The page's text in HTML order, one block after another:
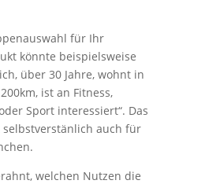
für Ihr
könnte beispielsweise
über 30 Jahre, wohnt in
ist an Fitness,
Sport interessiert“. Das
auch für
welchen Nutzen die